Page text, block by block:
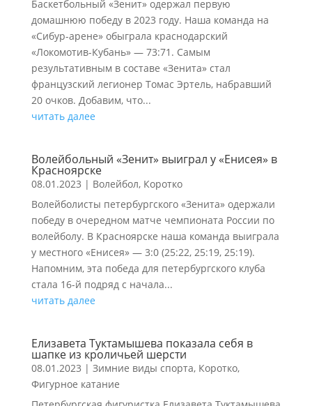
Баскетбольный «Зенит» одержал первую
домашнюю победу в 2023 году. Наша команда на
«Сибур-арене» обыграла краснодарский
«Локомотив-Кубань» — 73:71. Самым
результативным в составе «Зенита» стал
французский легионер Томас Эртель, набравший
20 очков. Добавим, что...
читать далее
Волейбольный «Зенит» выиграл у «Енисея» в
Красноярске
08.01.2023 | Волейбол, Коротко
Волейболисты петербургского «Зенита» одержали
победу в очередном матче чемпионата России по
волейболу. В Красноярске наша команда выиграла
у местного «Енисея» — 3:0 (25:22, 25:19, 25:19).
Напомним, эта победа для петербургского клуба
стала 16-й подряд с начала...
читать далее
Елизавета Туктамышева показала себя в
шапке из кроличьей шерсти
08.01.2023 | Зимние виды спорта, Коротко,
Фигурное катание